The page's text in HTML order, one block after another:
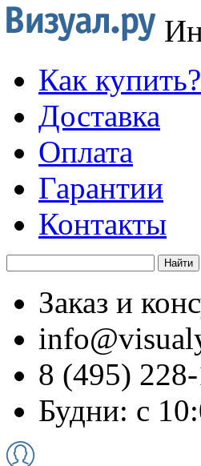
Как купить?
Доставка
Оплата
Гарантии
Контакты
Заказ и
8 (495)
Будни: с